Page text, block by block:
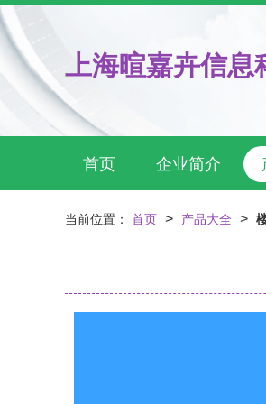
上海暄嘉卉信息
首页 企业简介
当前位置： 首页 > 产品大全 >